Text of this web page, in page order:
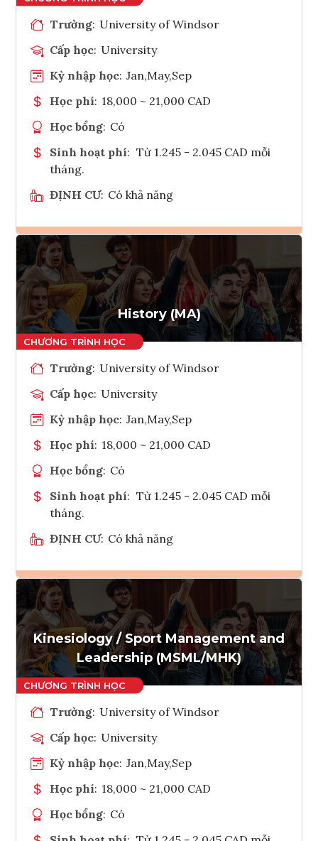
Trường: University of Windsor
Cấp học: University
Kỳ nhập học: Jan,May,Sep
Học phí: 18,000 ~ 21,000 CAD
Học bổng: Có
Sinh hoạt phí: Từ 1.245 - 2.045 CAD mỗi
tháng.
ĐỊNH CƯ: Có khả năng
Ghi danh
Tham vấn Interlink
History (MA)
Trường: University of Windsor
Cấp học: University
Kỳ nhập học: Jan,May,Sep
Học phí: 18,000 ~ 21,000 CAD
Học bổng: Có
Sinh hoạt phí: Từ 1.245 - 2.045 CAD mỗi
tháng.
ĐỊNH CƯ: Có khả năng
Ghi danh
Tham vấn Interlink
Kinesiology / Sport Management and
Leadership (MSML/MHK)
Trường: University of Windsor
Cấp học: University
Kỳ nhập học: Jan,May,Sep
Học phí: 18,000 ~ 21,000 CAD
Học bổng: Có